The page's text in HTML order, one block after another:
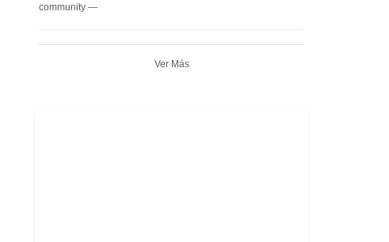
community —
Ver Más